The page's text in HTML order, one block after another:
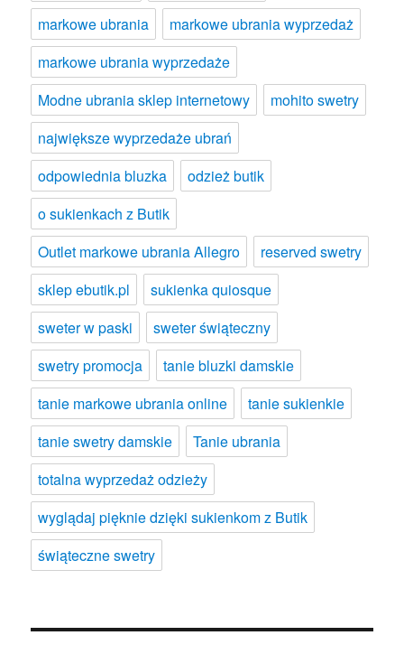
markowe ubrania
markowe ubrania wyprzedaż
markowe ubrania wyprzedaże
Modne ubrania sklep internetowy
mohito swetry
największe wyprzedaże ubrań
odpowiednia bluzka
odzież butik
o sukienkach z Butik
Outlet markowe ubrania Allegro
reserved swetry
sklep ebutik.pl
sukienka quiosque
sweter w paski
sweter świąteczny
swetry promocja
tanie bluzki damskie
tanie markowe ubrania online
tanie sukienkie
tanie swetry damskie
Tanie ubrania
totalna wyprzedaż odzieży
wyglądaj pięknie dzięki sukienkom z Butik
świąteczne swetry